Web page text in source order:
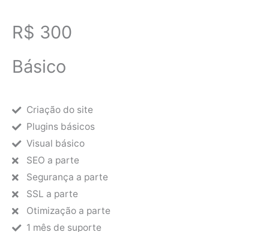
R$ 300
Básico
Criação do site
Plugins básicos
Visual básico
SEO a parte
Segurança a parte
SSL a parte
Otimização a parte
1 mês de suporte